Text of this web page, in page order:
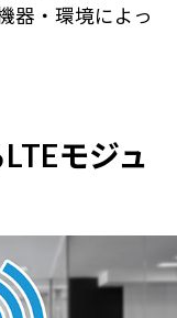
器・環境によっ
モジュ